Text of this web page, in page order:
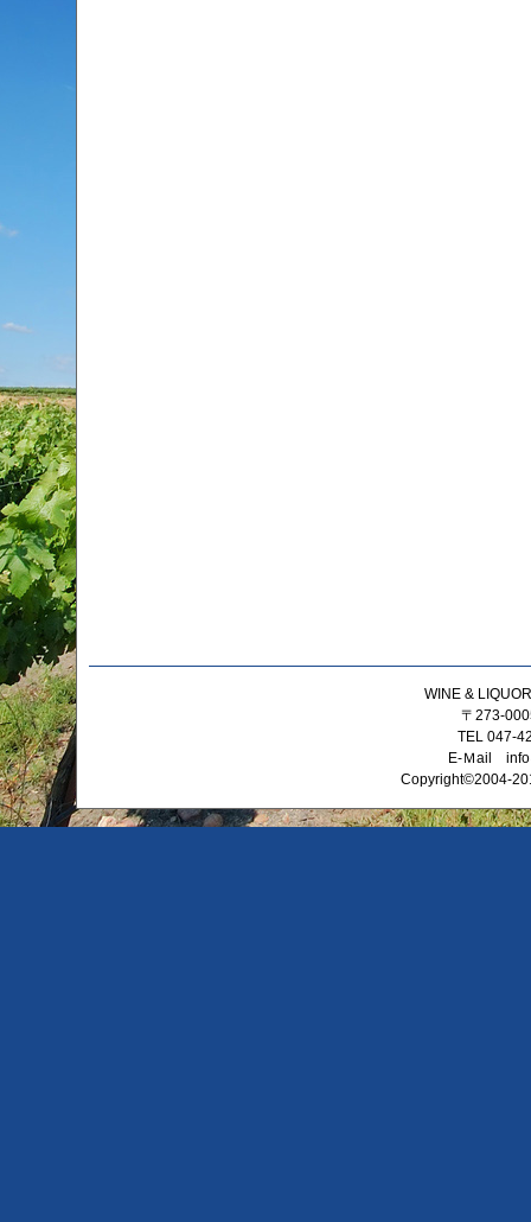
WINE &
〒273-
TEL 047-
E-Ｍail
Copyright©2004-